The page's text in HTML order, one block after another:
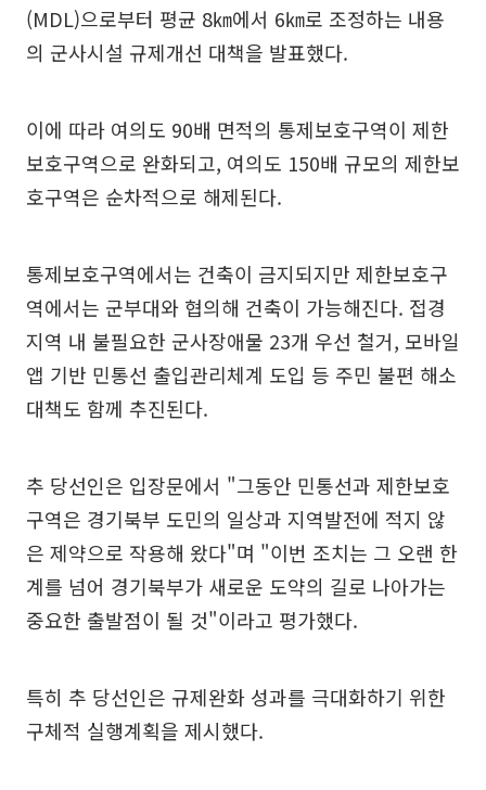
(MDL)으로부터 평균 8㎞에서 6㎞로 조정하는 내용
의 군사시설 규제개선 대책을 발표했다.
이에 따라 여의도 90배 면적의 통제보호구역이 제한
보호구역으로 완화되고, 여의도 150배 규모의 제한보
호구역은 순차적으로 해제된다.
통제보호구역에서는 건축이 금지되지만 제한보호구
역에서는 군부대와 협의해 건축이 가능해진다. 접경
지역 내 불필요한 군사장애물 23개 우선 철거, 모바일
앱 기반 민통선 출입관리체계 도입 등 주민 불편 해소
대책도 함께 추진된다.
추 당선인은 입장문에서 "그동안 민통선과 제한보호
구역은 경기북부 도민의 일상과 지역발전에 적지 않
은 제약으로 작용해 왔다"며 "이번 조치는 그 오랜 한
계를 넘어 경기북부가 새로운 도약의 길로 나아가는
중요한 출발점이 될 것"이라고 평가했다.
특히 추 당선인은 규제완화 성과를 극대화하기 위한
구체적 실행계획을 제시했다.